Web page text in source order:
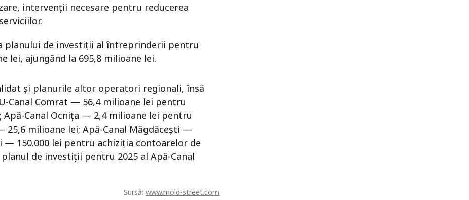
intervenții necesare pentru reducerea
planului de investiții al întreprinderii pentru
lei, ajungând la 695,8 milioane lei.
și planurile altor operatori regionali, însă
Canal Comrat — 56,4 milioane lei pentru
Canal Ocnița — 2,4 milioane lei pentru
25,6 milioane lei; Apă-Canal Măgdăcești —
— 150.000 lei pentru achiziția contoarelor de
de investiții pentru 2025 al Apă-Canal
Sursă:www.mold-street.com